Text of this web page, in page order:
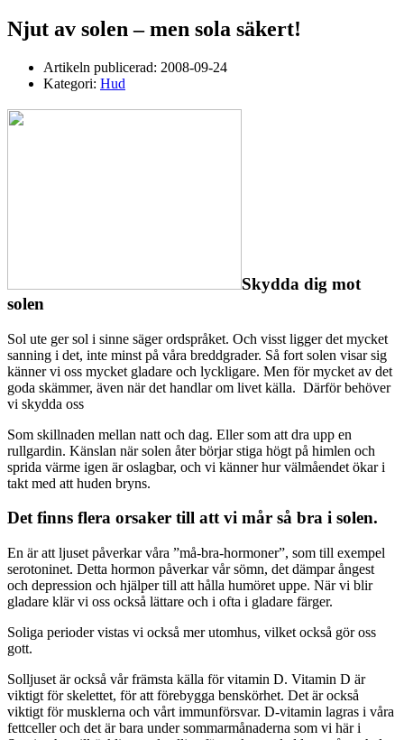
Njut av solen – men sola säkert!
Artikeln publicerad: 2008-09-24
Kategori: Hud
Skydda dig mot
solen
Sol ute ger sol i sinne säger ordspråket. Och visst ligger det mycket
sanning i det, inte minst på våra breddgrader. Så fort solen visar sig
känner vi oss mycket gladare och lyckligare. Men för mycket av det
goda skämmer, även när det handlar om livet källa. Därför behöver
vi skydda oss
Som skillnaden mellan natt och dag. Eller som att dra upp en
rullgardin. Känslan när solen åter börjar stiga högt på himlen och
sprida värme igen är oslagbar, och vi känner hur välmåendet ökar i
takt med att huden bryns.
Det finns flera orsaker till att vi mår så bra i solen.
En är att ljuset påverkar våra ”må-bra-hormoner”, som till exempel
serotoninet. Detta hormon påverkar vår sömn, det dämpar ångest
och depression och hjälper till att hålla humöret uppe. När vi blir
gladare klär vi oss också lättare och i ofta i gladare färger.
Soliga perioder vistas vi också mer utomhus, vilket också gör oss
gott.
Solljuset är också vår främsta källa för vitamin D. Vitamin D är
viktigt för skelettet, för att förebygga benskörhet. Det är också
viktigt för musklerna och vårt immunförsvar. D-vitamin lagras i våra
fettceller och det är bara under sommarmånaderna som vi här i